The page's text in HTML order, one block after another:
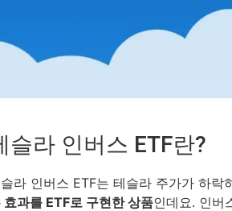
슬라 인버스 ETF란?
라 인버스 ETF는 테슬라 주가가 하락
효과를 ETF로 구현한 상품인데요. 인버